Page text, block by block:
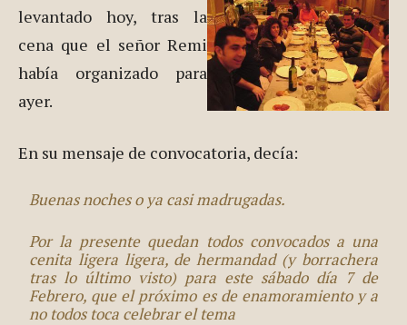
levantado hoy, tras la
cena que el señor Remi
había organizado para
ayer.
En su mensaje de convocatoria, decía:
Buenas noches o ya casi madrugadas.
Por la presente quedan todos convocados a una
cenita ligera ligera, de hermandad (y borrachera
tras lo último visto) para este sábado día 7 de
Febrero, que el próximo es de enamoramiento y a
no todos toca celebrar el tema